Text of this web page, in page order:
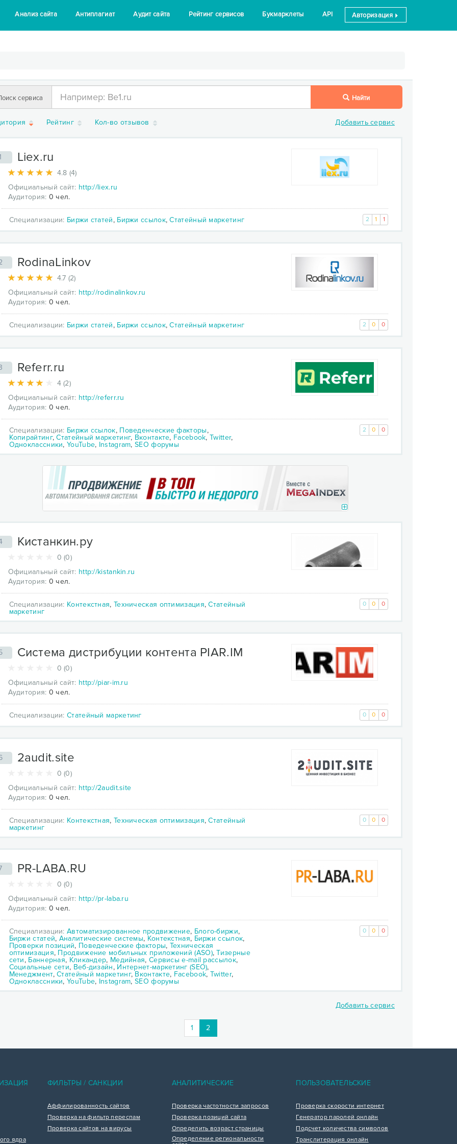
Анализ сайта Антиплагиат Аудит сайта Рейтинг сервисов Букмарклеты API Авторизация
сервиса Найти
Рейтинг Кол-во отзывов Добавить сервис
Liex.ru
4.8 (4)
Официальный сайт: http://liex.ru
Аудитория: 0 чел.
Специализации: Биржи статей, Биржи ссылок,Статейный маркетинг 2 1 1
RodinaLinkov
4.7 (2)
Официальный сайт: http://rodinalinkov.ru
Аудитория: 0 чел.
Специализации: Биржи статей, Биржи ссылок,Статейный маркетинг 2 0 0
Referr.ru
4 (2)
Официальный сайт: http://referr.ru
Аудитория: 0 чел.
Специализации: Биржи ссылок, Поведенческие факторы,
Копирайтинг,Статейный маркетинг, Вконтакте, Facebook,Twitter,
Одноклассники,YouTube, Instagram,SEO форумы
2 0 0
Кистанкин.ру
0 (0)
Официальный сайт: http://kistankin.ru
Аудитория: 0 чел.
Специализации: Контекстная, Техническая оптимизация,Статейный
маркетинг
0 0 0
Система дистрибуции контента PIAR.IM
0 (0)
Официальный сайт: http://piar-im.ru
Аудитория: 0 чел.
Специализации:Статейный маркетинг 0 0 0
2audit.site
0 (0)
Официальный сайт: http://2audit.site
Аудитория: 0 чел.
Специализации: Контекстная, Техническая оптимизация,Статейный
маркетинг
0 0 0
PR-LABA.RU
0 (0)
Официальный сайт: http://pr-laba.ru
Аудитория: 0 чел.
Специализации:Автоматизированное продвижение, Блого-биржи,
Биржи статей, Аналитические системы, Контекстная, Биржи ссылок,
Проверки позиций, Поведенческие факторы, Техническая
оптимизация, Продвижение мобильных приложений (ASO),Тизерные
сети, Баннерная, Кликандер, Медийная, Сервисы e-mail рассылок,
Социальные сети, Веб-дизайн, Интернет-маркетинг (SEO),
Менеджмент,Статейный маркетинг, Вконтакте, Facebook, Twitter,
Одноклассники,YouTube, Instagram,SEO форумы
0 0 0
Добавить сервис
1 2
ядра
ФИЛЬТРЫ / САНКЦИИ
Аффилированность сайтов
Проверка на фильтр переспам
Проверка сайтов на вирусы
АНАЛИТИЧЕСКИЕ
Проверка частотности запросов
Проверка позиций сайта
Определить возраст страницы
Определение региональности
ПОЛЬЗОВАТЕЛЬСКИЕ
Проверка скорости интернет
Генератор паролей онлайн
Подсчет количества символов
Транслитерация онлайн